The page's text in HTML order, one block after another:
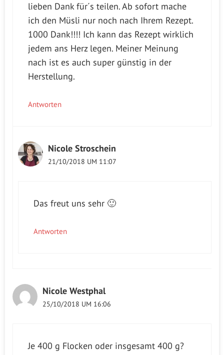
lieben Dank für´s teilen. Ab sofort mache
ich den Müsli nur noch nach Ihrem Rezept.
1000 Dank!!!! Ich kann das Rezept wirklich
jedem ans Herz legen. Meiner Meinung
nach ist es auch super günstig in der
Herstellung.
Antworten
Nicole Stroschein
21/10/2018 UM 11:07
Das freut uns sehr 🙂
Antworten
Nicole Westphal
25/10/2018 UM 16:06
Je 400 g Flocken oder insgesamt 400 g?